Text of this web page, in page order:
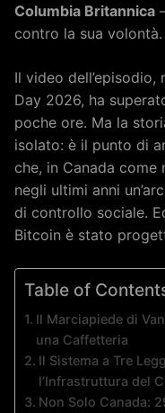
Columbia Britannica
contro la sua volontà.
Il video
Day 2026, ha
poche ore. Ma la
isolato: è il punto di
che, in Canada come
negli ultimi anni
di controllo sociale.
Bitcoin è stato
Table of
Il Marciapiede di
una Caffetteria
Il Sistema a Tre
l’Infrastruttura del
Non Solo Canada: